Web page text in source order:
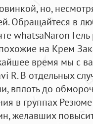
но,
Обращайтеся в
whatsaNaron
на Крем
время мы с
R. В отдельных
вплоть до
в группах
желавших